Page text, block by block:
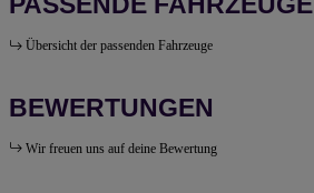
Übersicht der passenden Fahrzeuge
BEWERTUNGEN
Wir freuen uns auf deine Bewertung